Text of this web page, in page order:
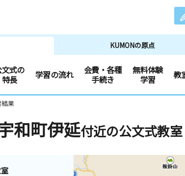
KUMONの原点
式の
特長
学習の流れ
会費・各種
手続き
無料体験
学習
教
果
和町伊延付近の公文式教室